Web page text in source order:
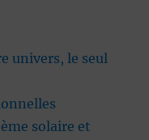
univers, le seul
solaire et